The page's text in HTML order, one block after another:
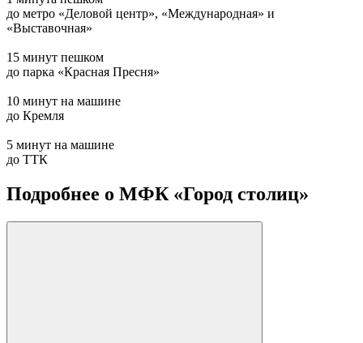
до метро «‎Деловой центр», «‎Международная» и
«‎Выставочная»
15 минут пешком
до парка «‎Красная Пресня»
10 минут на машине
до Кремля
5 минут на машине
до ТТК
Подробнее о МФК «Город столиц»